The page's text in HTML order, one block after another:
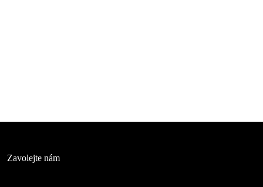
Zavolejte nám